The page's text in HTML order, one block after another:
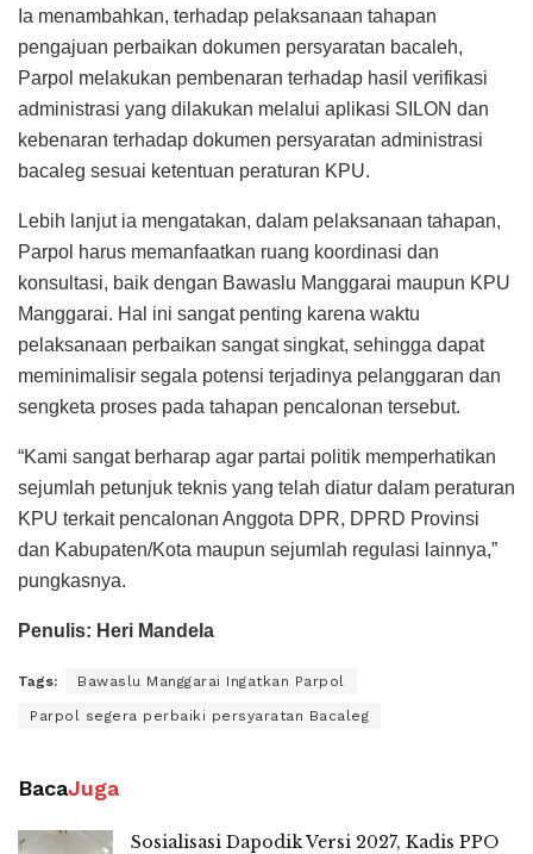
Ia menambahkan, terhadap pelaksanaan tahapan
pengajuan perbaikan dokumen persyaratan bacaleh,
Parpol melakukan pembenaran terhadap hasil verifikasi
administrasi yang dilakukan melalui aplikasi SILON dan
kebenaran terhadap dokumen persyaratan administrasi
bacaleg sesuai ketentuan peraturan KPU.
Lebih lanjut ia mengatakan, dalam pelaksanaan tahapan,
Parpol harus memanfaatkan ruang koordinasi dan
konsultasi, baik dengan Bawaslu Manggarai maupun KPU
Manggarai. Hal ini sangat penting karena waktu
pelaksanaan perbaikan sangat singkat, sehingga dapat
meminimalisir segala potensi terjadinya pelanggaran dan
sengketa proses pada tahapan pencalonan tersebut.
“Kami sangat berharap agar partai politik memperhatikan
sejumlah petunjuk teknis yang telah diatur dalam peraturan
KPU terkait pencalonan Anggota DPR, DPRD Provinsi
dan Kabupaten/Kota maupun sejumlah regulasi lainnya,”
pungkasnya.
Penulis: Heri Mandela
Tags: Bawaslu Manggarai Ingatkan Parpol
Parpol segera perbaiki persyaratan Bacaleg
BacaJuga
Sosialisasi Dapodik Versi 2027, Kadis PPO